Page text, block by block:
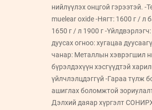
нийлүүлэх онцгой гэрээтэй. -
muelear oxide -Нягт: 1600 г / л
1650 г / л 1900 г -
дуусах огноо: хугацаа
чанар: Металлын хэврэгшил
бүрэлдэхүүн хэсгүүдтэй
үйлчлэлцдэггүй -Гараа түлж
ашиглах боломжтой
Дэлхий даяар хүргэлт